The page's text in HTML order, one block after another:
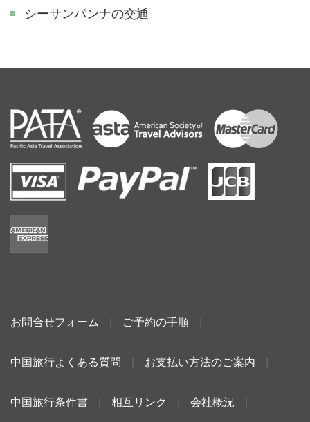
シーサンパンナの交通
お問合せフォーム ご予約の手順
中国旅行よくある質問 お支払い方法のご案内
中国旅行条件書 相互リンク 会社概況